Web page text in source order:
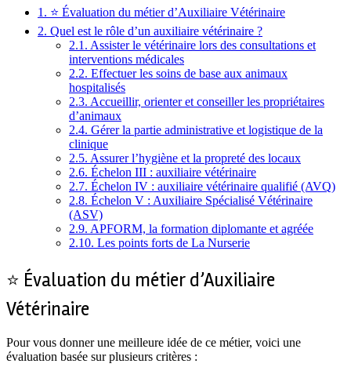
1. ⭐ Évaluation du métier d’Auxiliaire Vétérinaire
2. Quel est le rôle d’un auxiliaire vétérinaire ?
2.1. Assister le vétérinaire lors des consultations et
interventions médicales
2.2. Effectuer les soins de base aux animaux
hospitalisés
2.3. Accueillir, orienter et conseiller les propriétaires
d’animaux
2.4. Gérer la partie administrative et logistique de la
clinique
2.5. Assurer l’hygiène et la propreté des locaux
2.6. Échelon III : auxiliaire vétérinaire
2.7. Échelon IV : auxiliaire vétérinaire qualifié (AVQ)
2.8. Échelon V : Auxiliaire Spécialisé Vétérinaire
(ASV)
2.9. APFORM, la formation diplomante et agréée
2.10. Les points forts de La Nurserie
⭐ Évaluation du métier d’Auxiliaire
Vétérinaire
Pour vous donner une meilleure idée de ce métier, voici une
évaluation basée sur plusieurs critères :